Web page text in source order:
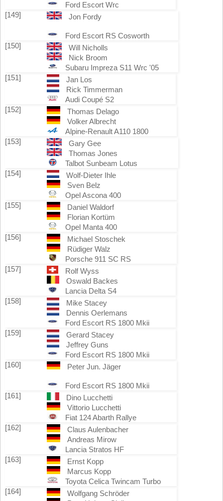
Ford Escort Wrc
[149]
Jon Fordy
Ford Escort RS Cosworth
[150]
Will Nicholls
Nick Broom
Subaru Impreza S11 Wrc '05
[151]
Jan Los
Rick Timmerman
Audi Coupé S2
[152]
Thomas Delago
Volker Albrecht
Alpine-Renault A110 1800
[153]
Gary Gee
Thomas Jones
Talbot Sunbeam Lotus
[154]
Wolf-Dieter Ihle
Sven Belz
Opel Ascona 400
[155]
Daniel Waldorf
Florian Kortüm
Opel Manta 400
[156]
Michael Stoschek
Rüdiger Walz
Porsche 911 SC RS
[157]
Rolf Wyss
Oswald Backes
Lancia Delta S4
[158]
Mike Stacey
Dennis Oerlemans
Ford Escort RS 1800 Mkii
[159]
Gerard Stacey
Jeffrey Guns
Ford Escort RS 1800 Mkii
[160]
Peter Jun. Jäger
Ford Escort RS 1800 Mkii
[161]
Dino Lucchetti
Vittorio Lucchetti
Fiat 124 Abarth Rallye
[162]
Claus Aulenbacher
Andreas Mirow
Lancia Stratos HF
[163]
Ernst Kopp
Marcus Kopp
Toyota Celica Twincam Turbo
[164]
Wolfgang Schröder